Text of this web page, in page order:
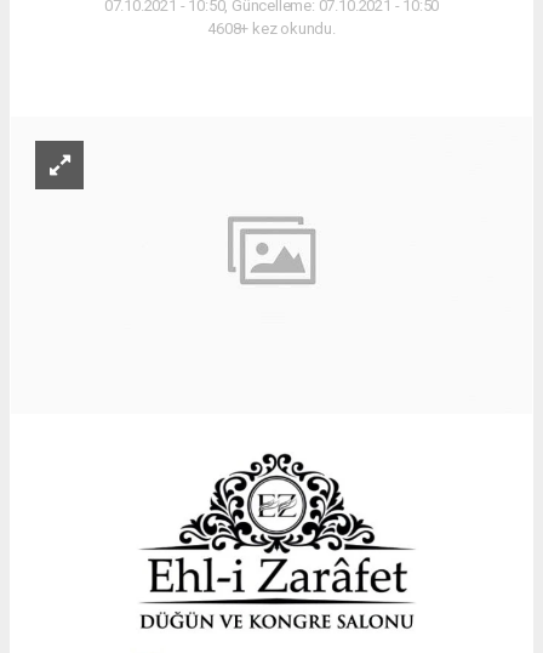
07.10.2021 - 10:50, Güncelleme: 07.10.2021 - 10:50
4608+ kez okundu.